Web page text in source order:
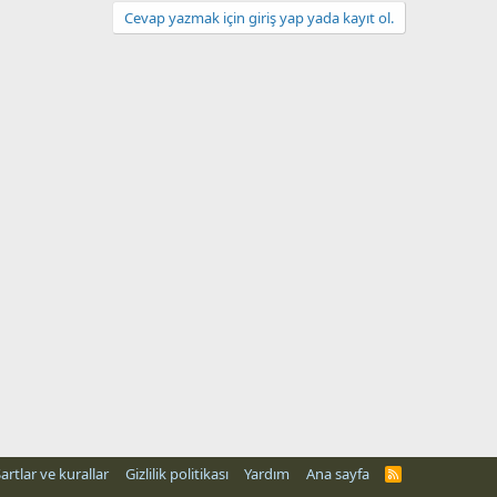
Cevap yazmak için giriş yap yada kayıt ol.
ve kurallar Gizlilik politikası Yardım Ana sayfa
R